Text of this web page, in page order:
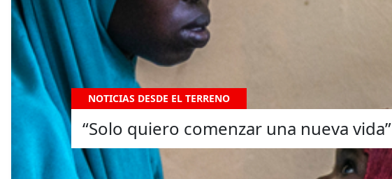
NOTICIAS DESDE EL TERRENO
“Solo quiero comenzar una nueva vida”